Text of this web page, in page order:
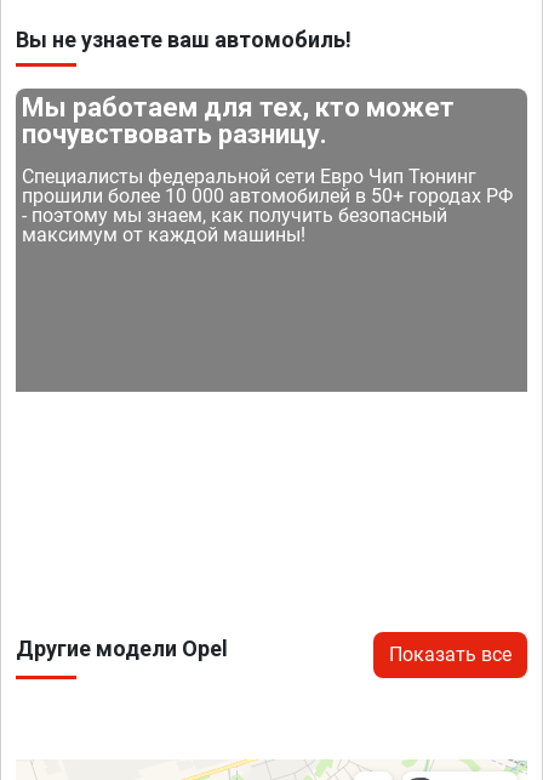
Вы не узнаете ваш автомобиль!
Мы работаем для тех, кто может
почувствовать разницу.
Специалисты федеральной сети Евро Чип Тюнинг
прошили более 10 000 автомобилей в 50+ городах РФ
- поэтому мы знаем, как получить безопасный
максимум от каждой машины!
Другие модели Opel Показать все